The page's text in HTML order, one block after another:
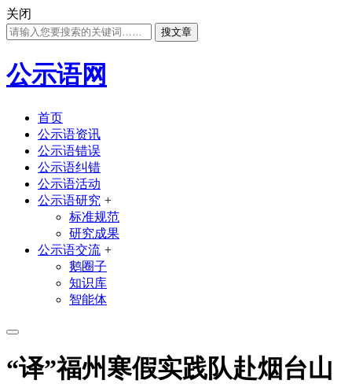
关闭
搜文章
公示语网
首页
公示语资讯
公示语错误
公示语纠错
公示语活动
公示语研究 +
标准规范
研究成果
公示语交流 +
鹅圈子
知识库
智能体
“译”福州寒假实践队赴烟台山